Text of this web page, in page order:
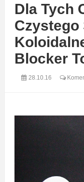
Dla Tych
Czystego
Blocker
28.10.16